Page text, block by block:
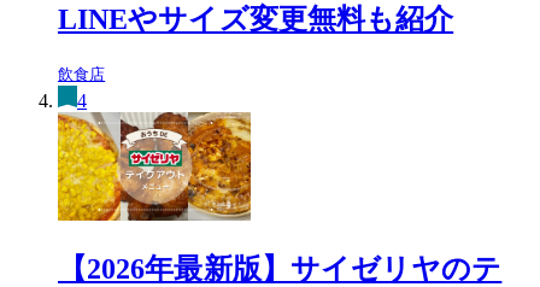
LINEやサイズ変更無料も紹介
飲食店
4
【2026年最新版】サイゼリヤのテ